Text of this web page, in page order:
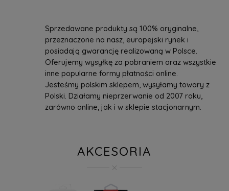
Sprzedawane produkty są 100% oryginalne,
przeznaczone na nasz, europejski rynek i
posiadają gwarancję realizowaną w Polsce.
Oferujemy wysyłkę za pobraniem oraz wszystkie
inne popularne formy płatności online.
Jesteśmy polskim sklepem, wysyłamy towary z
Polski. Działamy nieprzerwanie od 2007 roku,
zarówno online, jak i w sklepie stacjonarnym.
AKCESORIA